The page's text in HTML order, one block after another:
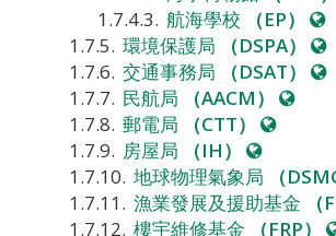
航海學校 （EP）
網
站
環境保護局 （DSPA）
網
站
交通事務局 （DSAT）
網
民航局 （AACM）
網
郵電局 （CTT）
網
房屋局 （IH）
網
站
地球物理氣象局 （
漁業發展及援助基金
（
樓宇維修基金
（FRP）